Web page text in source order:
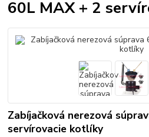
60L MAX + 2
Zabíjačková nerezová
servírovacie kotlíky